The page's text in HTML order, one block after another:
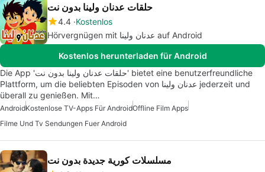
حلقات عدنان ولينا بدون نت
4.4 Kostenlos
Hörvergnügen mit عدنان ولينا auf Android
Kostenlos herunterladen für Android
Die App 'حلقات عدنان ولينا بدون نت' bietet eine benutzerfreundliche
Plattform, um die beliebten Episoden von عدنان ولينا jederzeit und
überall zu genießen. Mit…
AndroidKostenlose TV-Apps Für AndroidOffline Film Apps
Filme Und Tv Sendungen Fuer Android
مسلسلات كورية جديدة بدون نت